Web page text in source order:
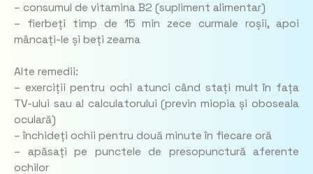
– consumul de vitamina B2 (supliment alimentar)
– fierbeți timp de 15 min zece curmale roșii, apoi
mâncați-le și beți zeama
Alte remedii:
– exerciții pentru ochi atunci când stați mult în fața
TV-ului sau al calculatorului (previn miopia și oboseala
oculară)
– închideți ochii pentru două minute în fiecare oră
– apăsați pe punctele de presopunctură aferente
ochilor